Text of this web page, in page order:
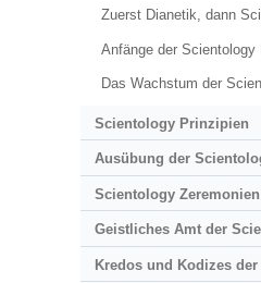
Zuerst Dianetik, dann
Anfänge der Scientology
Das Wachstum der
Scientology Prinzipien
Ausübung der
Scientology Zeremonien
Geistliches Amt der
Kredos und Kodizes